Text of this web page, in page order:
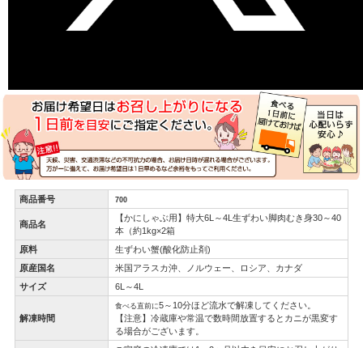
商品番号 700
商品名
【かにしゃぶ用】特大6L～4L生ずわい脚肉むき身30～40
本（約1kg×2箱
原料
生ずわい蟹(酸化防止剤)
原産国名
米国アラスカ沖、ノルウェー、ロシア、カナダ
サイズ
6L～4L
解凍時間
食べる直前に5～10分ほど流水で解凍してください。
【注意】冷蔵庫や常温で数時間放置するとカニが黒変す
る場合がございます。